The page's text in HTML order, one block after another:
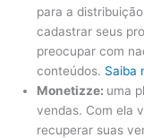
para a
cadastrar seus
preocupar com
conteúdos. Saiba
Monetizze: uma
vendas. Com ela
recuperar suas